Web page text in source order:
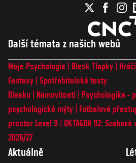
Další témata z našich webů
Moje Psychologie Blesk Tlapky
Fantasy Spotřebitelské testy
Blesku
Nemovitosti
Psychologika -
psychologické mýty
Fotbalové
prostor Level 9 OKTAGON 92:
2026/27
Aktuálně